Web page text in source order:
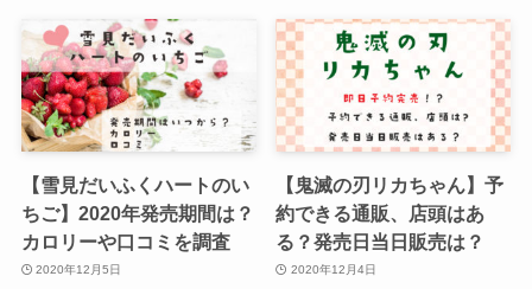
【雪見だいふくハートのい
ちご】2020年発売期間は？
カロリーや口コミを調査
2020年12月5日
【鬼滅の刃リカちゃん】予
約できる通販、店頭はあ
る？発売日当日販売は？
2020年12月4日